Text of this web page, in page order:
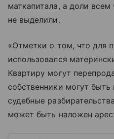
маткапитала, а доли
не выделили.
«Отметки о том, что для
использовался
Квартиру могут
собственники могут
судебные
может быть наложен